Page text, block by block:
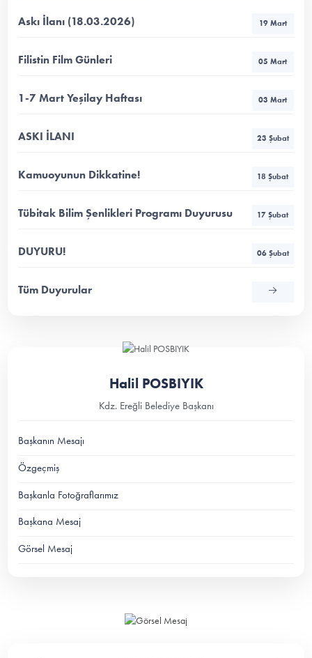
Askı İlanı (18.03.2026) 19 Mart
Filistin Film Günleri 05 Mart
1-7 Mart Yeşilay Haftası 03 Mart
ASKI İLANI 23 Şubat
Kamuoyunun Dikkatine! 18 Şubat
Tübitak Bilim Şenlikleri Programı Duyurusu 17 Şubat
DUYURU! 06 Şubat
Tüm Duyurular
Halil POSBIYIK
Kdz. Ereğli Belediye Başkanı
Başkanın Mesajı
Özgeçmiş
Başkanla Fotoğraflarımız
Başkana Mesaj
Görsel Mesaj